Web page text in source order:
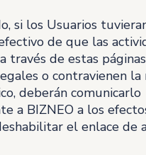
si los Usuarios
de que las
través de estas
o contravienen la
deberán comunicarlo
a BIZNEO a los
el enlace de